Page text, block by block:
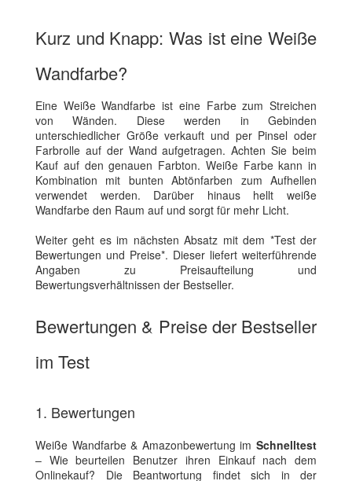
Kurz und Knapp: Was ist eine Weiße
Wandfarbe?
Eine Weiße Wandfarbe ist eine Farbe zum Streichen
von Wänden. Diese werden in Gebinden
unterschiedlicher Größe verkauft und per Pinsel oder
Farbrolle auf der Wand aufgetragen. Achten Sie beim
Kauf auf den genauen Farbton. Weiße Farbe kann in
Kombination mit bunten Abtönfarben zum Aufhellen
verwendet werden. Darüber hinaus hellt weiße
Wandfarbe den Raum auf und sorgt für mehr Licht.
Weiter geht es im nächsten Absatz mit dem *Test der
Bewertungen und Preise*. Dieser liefert weiterführende
Angaben zu Preisaufteilung und
Bewertungsverhältnissen der Bestseller.
Bewertungen & Preise der Bestseller
im Test
1. Bewertungen
Weiße Wandfarbe & Amazonbewertung im Schnelltest
– Wie beurteilen Benutzer ihren Einkauf nach dem
Onlinekauf? Die Beantwortung findet sich in der